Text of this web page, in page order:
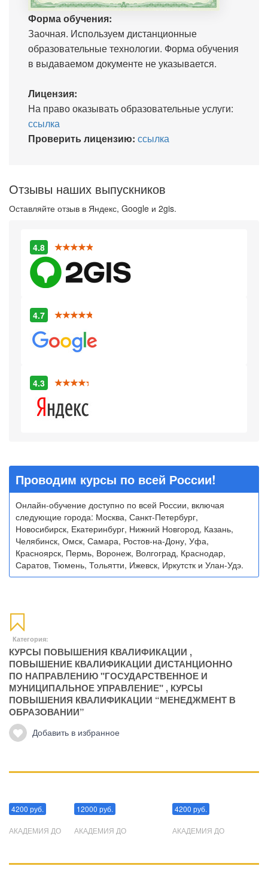
Форма обучения:
Заочная. Используем дистанционные
образовательные технологии. Форма обучения
в выдаваемом документе не указывается.
Лицензия:
На право оказывать образовательные услуги:
ссылка
Проверить лицензию: ссылка
Отзывы наших выпускников
Оставляйте отзыв в Яндекс, Google и 2gis.
4.8
4.7
4.3
Проводим курсы по всей России!
Онлайн-обучение доступно по всей России, включая
следующие города: Москва, Санкт-Петербург,
Новосибирск, Екатеринбург, Нижний Новгород, Казань,
Челябинск, Омск, Самара, Ростов-на-Дону, Уфа,
Красноярск, Пермь, Воронеж, Волгоград, Краснодар,
Саратов, Тюмень, Тольятти, Ижевск, Иркутстк и Улан-Удэ.
Категория:
КУРСЫ ПОВЫШЕНИЯ КВАЛИФИКАЦИИ ,
ПОВЫШЕНИЕ КВАЛИФИКАЦИИ ДИСТАНЦИОННО
ПО НАПРАВЛЕНИЮ "ГОСУДАРСТВЕННОЕ И
МУНИЦИПАЛЬНОЕ УПРАВЛЕНИЕ" , КУРСЫ
ПОВЫШЕНИЯ КВАЛИФИКАЦИИ “МЕНЕДЖМЕНТ В
ОБРАЗОВАНИИ”
Добавить в избранное
4200 руб.
АКАДЕМИЯ ДО
12000 руб.
АКАДЕМИЯ ДО
4200 руб.
АКАДЕМИЯ ДО